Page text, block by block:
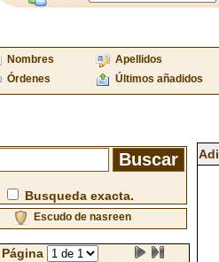
Nombres Apellidos
Órdenes Últimos añadidos
Busqueda exacta.
Escudo de nasreen
Página